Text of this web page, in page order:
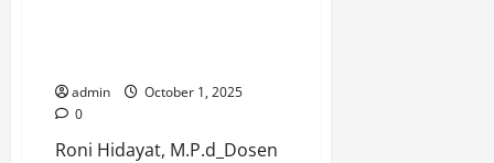
admin
October 1, 2025
0
Roni Hidayat, M.P.d_Dosen